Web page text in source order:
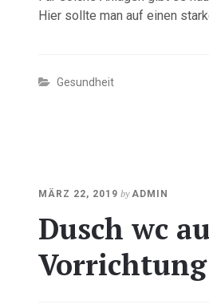
Hier sollte man auf einen
Gesundheit
MÄRZ 22, 2019 OKTOBER
2020
byADMIN
Dusch wc
Vorrichtung